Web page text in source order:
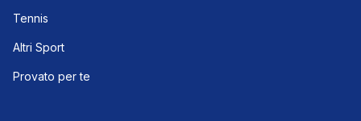
Tennis
Altri Sport
Provato per te